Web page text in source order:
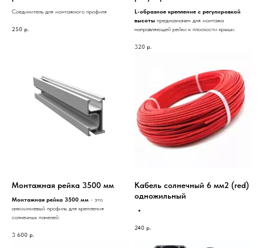
Соединитель для монтажного профиля
250 р.
L-образное крепление с регулировкой
высоты предназначен для монтажа
направляющей рейки к плоскости крыши.
320 р.
Монтажная рейка 3500 мм
Монтажная рейка 3500 мм - это
алюминиевый профиль для крепления
солнечных панелей.
3 600 р.
Кабель солнечный 6 мм2 (red)
одножильный
240 р.